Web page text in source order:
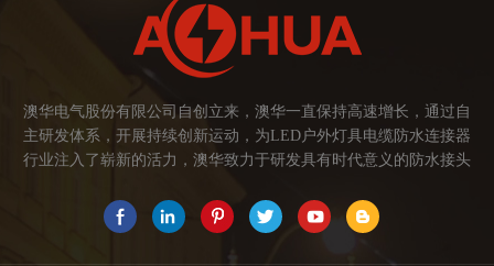
澳华电气股份有限公司自创立来，澳华一直保持高速增长，通过自
主研发体系，开展持续创新运动，为LED户外灯具电缆防水连接器
行业注入了崭新的活力，澳华致力于研发具有时代意义的防水接头
物生长灯、高铁动车、养殖畜牧、水族设备、发热瓷砖、船舶、油
烟机、环保机械、医疗保健设备、捕鱼集鱼灯、汽车大灯、太阳能